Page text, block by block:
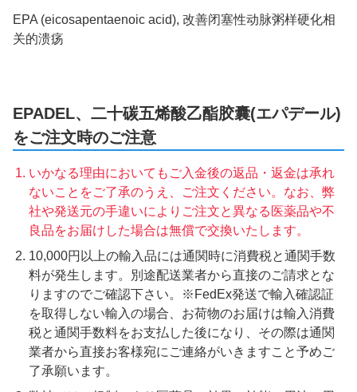
EPA (eicosapentaenoic acid), 改善闭塞性动脉粥样硬化相
关的溃疡
EPADEL、二十碳五烯酸乙酯胶囊(エパデール)
をご注文時のご注意
いかなる理由においてもご入金後の返品・返金は承れ
ないことをご了承のうえ、ご注文ください。なお、弊
社や発送元の手違いによりご注文と異なる医薬品や不
良品をお届けした場合は無償で交換いたします。
10,000円以上の輸入品には通関時に消費税と通関手数
料が発生します。別途配送業者から直接のご請求とな
りますのでご確認下さい。※FedEx発送で輸入確認証
を取得しない輸入の場合、お荷物のお届けは輸入消費
税と通関手数料をお支払した後になり、その際は通関
業者から直接お客様宛にご連絡がいきますこと予めご
了承願います。